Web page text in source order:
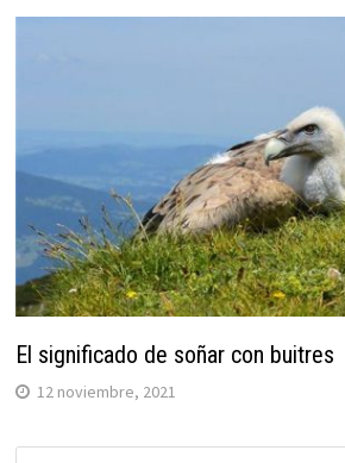
El significado de soñar con buitres
12 noviembre, 2021